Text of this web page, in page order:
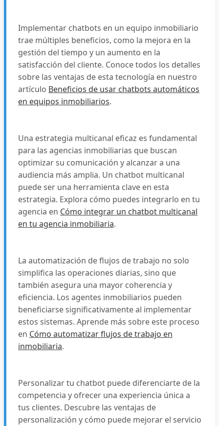
Implementar chatbots en un equipo inmobiliario
trae múltiples beneficios, como la mejora en la
gestión del tiempo y un aumento en la
satisfacción del cliente. Conoce todos los detalles
sobre las ventajas de esta tecnología en nuestro
artículo Beneficios de usar chatbots automáticos
en equipos inmobiliarios.
Una estrategia multicanal eficaz es fundamental
para las agencias inmobiliarias que buscan
optimizar su comunicación y alcanzar a una
audiencia más amplia. Un chatbot multicanal
puede ser una herramienta clave en esta
estrategia. Explora cómo puedes integrarlo en tu
agencia en Cómo integrar un chatbot multicanal
en tu agencia inmobiliaria.
La automatización de flujos de trabajo no solo
simplifica las operaciones diarias, sino que
también asegura una mayor coherencia y
eficiencia. Los agentes inmobiliarios pueden
beneficiarse significativamente al implementar
estos sistemas. Aprende más sobre este proceso
en Cómo automatizar flujos de trabajo en
inmobiliaria.
Personalizar tu chatbot puede diferenciarte de la
competencia y ofrecer una experiencia única a
tus clientes. Descubre las ventajas de
personalización y cómo puede mejorar el servicio